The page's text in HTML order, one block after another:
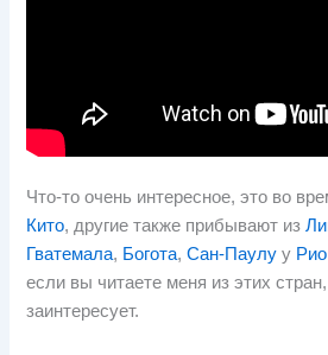
Что-то очень интересное, это во
Кито, другие также прибывают из
Гватемала, Богота,Сан-Паулу у
если вы читаете меня из этих
заинтересует.